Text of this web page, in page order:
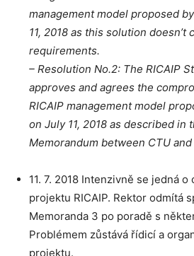
management model proposed
11, 2018 as this solution
requirements.
– Resolution No.2: The RICAIP
approves and agrees the
RICAIP management model
on July 11, 2018 as described in
Memorandum between CTU and
11. 7. 2018 Intenzivně se jedná
projektu RICAIP. Rektor odmítá
Memoranda 3 po poradě s
Problémem zůstává řídicí a
projektu.